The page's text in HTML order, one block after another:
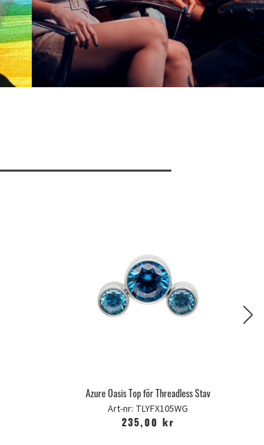
Azure Oasis Top för Threadless Stav
Art-nr: TLYFX105WG
235,00 kr